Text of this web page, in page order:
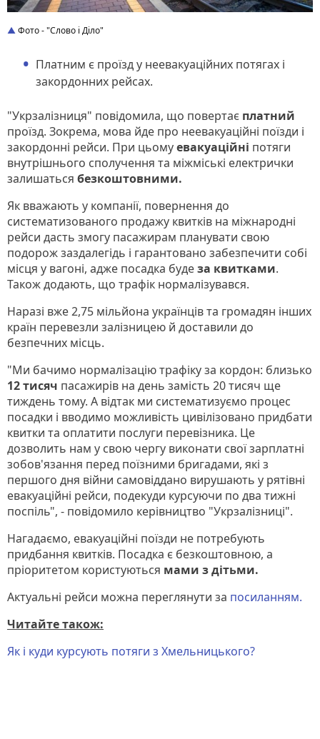
Фото - "Слово і Діло"
Платним є проїзд у неевакуаційних потягах і
закордонних рейсах.
"Укрзалізниця" повідомила, що повертає платний
проїзд. Зокрема, мова йде про неевакуаційні поїзди і
закордонні рейси. При цьомуевакуаційні потяги
внутрішнього сполучення та міжміські електрички
залишаться безкоштовними.
Як вважають у компанії, повернення до
систематизованого продажу квитків на міжнародні
рейси дасть змогу пасажирам планувати свою
подорож заздалегідь і гарантовано забезпечити собі
місця у вагоні, адже посадка будеза квитками.
Також додають, що трафік нормалізувався.
Наразі вже 2,75 мільйона українців та громадян інших
країн перевезли залізницею й доставили до
безпечних місць.
"Ми бачимо нормалізацію трафіку за кордон: близько
12 тисяч пасажирів на день замість 20 тисяч ще
тиждень тому. А відтак ми систематизуємо процес
посадки і вводимо можливість цивілізовано придбати
квитки та оплатити послуги перевізника. Це
дозволить нам у свою чергу виконати свої зарплатні
зобов'язання перед поїзними бригадами, які з
першого дня війни самовіддано вирушають у рятівні
евакуаційні рейси, подекуди курсуючи по два тижні
поспіль", - повідомило керівництво "Укрзалізниці".
Нагадаємо, евакуаційні поїзди не потребують
придбання квитків. Посадка є безкоштовною, а
пріоритетом користуються мами з дітьми.
Актуальні рейси можна переглянути за посиланням.
Читайте також:
Як і куди курсують потяги з Хмельницького?